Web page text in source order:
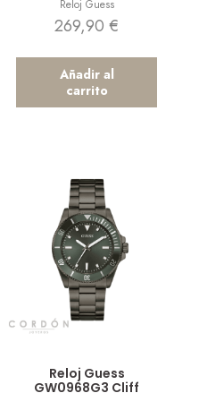
Reloj Guess
269,90€
Añadir al
carrito
Reloj Guess
GW0968G3 Cliff